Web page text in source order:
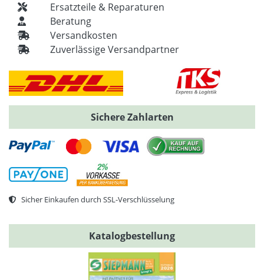
Ersatzteile & Reparaturen
Beratung
Versandkosten
Zuverlässige Versandpartner
Sichere Zahlarten
Sicher Einkaufen durch SSL-Verschlüsselung
Katalogbestellung